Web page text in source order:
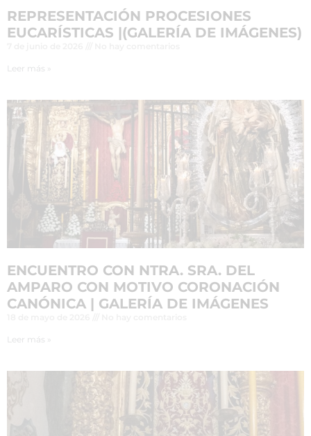
REPRESENTACIÓN PROCESIONES
EUCARÍSTICAS |(GALERÍA DE IMÁGENES)
Leer más »
ENCUENTRO CON NTRA. SRA. DEL
AMPARO CON MOTIVO CORONACIÓN
CANÓNICA | GALERÍA DE IMÁGENES
Leer más »